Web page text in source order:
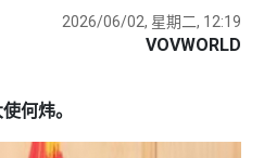
2026/06/02, 星期二, 12:19
VOVWORLD
何炜。